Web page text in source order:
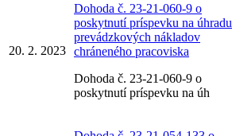
20. 2. 2023
Dohoda č. 23-21-060-9 o
poskytnutí príspevku na úhradu
prevádzkových nákladov
chráneného pracoviska
Dohoda č. 23-21-060-9 o
poskytnutí príspevku na úh